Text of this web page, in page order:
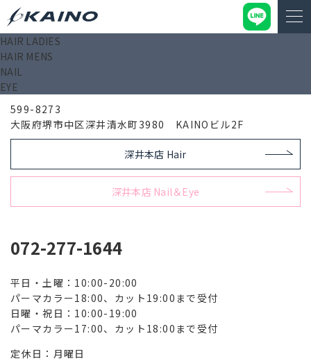
HAIR LADIES
HAIR MENS
NAIL
EYE
深井本店 Men's barber
599-8273
大阪府堺市中区深井清水町3980 KAINOビル2F
深井本店 Hair
深井本店 Nail＆Eye
072-277-1644
平日・土曜：10:00-20:00
パーマカラー18:00、カット19:00まで受付
日曜・祝日：10:00-19:00
パーマカラー17:00、カット18:00まで受付
定休日：月曜日